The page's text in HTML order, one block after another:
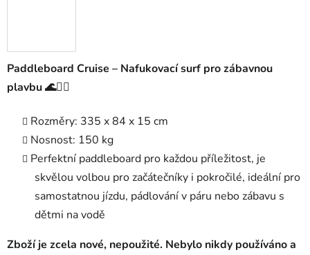
Paddleboard Cruise – Nafukovací surf pro zábavnou
plavbu 🌊🏄‍♂️
Rozměry: 335 x 84 x 15 cm
Nosnost: 150 kg
Perfektní paddleboard pro každou příležitost, je
skvělou volbou pro začátečníky i pokročilé, ideální pro
samostatnou jízdu, pádlování v páru nebo zábavu s
dětmi na vodě
Zboží je zcela nové, nepoužité. Nebylo nikdy používáno a